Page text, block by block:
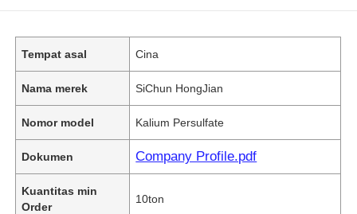
Tempat asal Cina
Nama merek SiChun HongJian
Nomor model Kalium Persulfate
Dokumen Company Profile.pdf
Kuantitas min
Order
10ton